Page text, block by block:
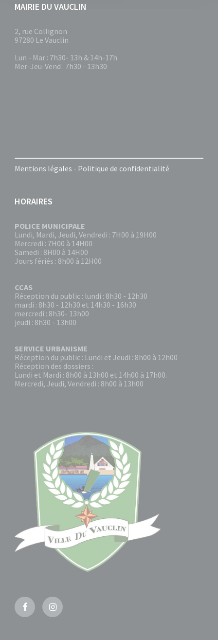
MAIRIE DU VAUCLIN
2, rue Collignon
97280 Le Vauclin
Lun - Mar : 7h30- 13h & 14h-17h
Mer-Jeu-Vend : 7h30 - 13h30
Mentions légales - Politique de confidentialité
HORAIRES
POLICE MUNICIPALE
Lundi, Mardi, Jeudi, Vendredi : 7H00 à 19H00
Mercredi : 7H00 à 14H00
Samedi : 8H00 à 14H00
Jours fériés : 8h00 à 12H00
CCAS
Réception du public : lundi : 8h30 - 12h30
mardi : 8h30 - 12h30 et 14h30 - 16h30
mercredi : 8h30- 13h00
jeudi : 8h30 - 13h00
SERVICE URBANISME
Réception du public : Lundi et Jeudi : 8h00 à 12h00
Réception des dossiers :
Lundi et Mardi : 8h00 à 13h00 et 14h00 à 17h00.
Mercredi, Jeudi, Vendredi : 8h00 à 13h00
FacebookInstagram